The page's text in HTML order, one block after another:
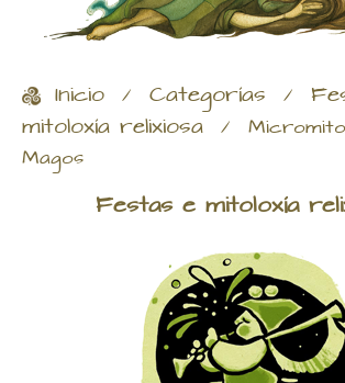
Inicio / Categorías /
mitoloxía relixiosa /
Magos
Festas e mitoloxía